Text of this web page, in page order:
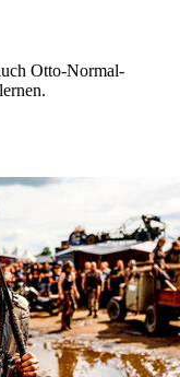
Otto-Normal-